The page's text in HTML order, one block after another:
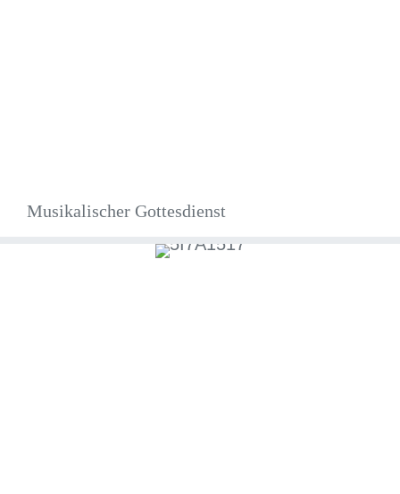
Musikalischer Gottesdienst